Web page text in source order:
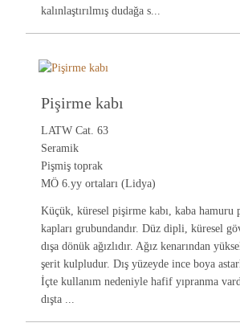
kalınlaştırılmış dudağa s...
Pişirme kabı
LATW Cat. 63
Seramik
Pişmiş toprak
MÖ 6.yy ortaları (Lidya)
Küçük, küresel pişirme kabı, kaba hamuru
kapları grubundandır. Düz dipli, küresel
dışa dönük ağızlıdır. Ağız kenarından
şerit kulpludur. Dış yüzeyde ince boya
İçte kullanım nedeniyle hafif yıpranma
dışta ...